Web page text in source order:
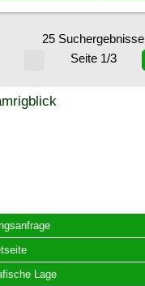
25 Suchergebnisse
Seite 1/3
Lage